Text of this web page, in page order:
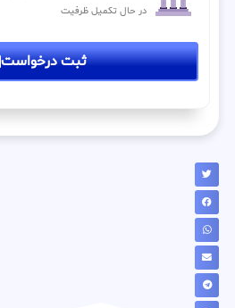
در حال تکمیل ظرفیت
ثبت درخواست